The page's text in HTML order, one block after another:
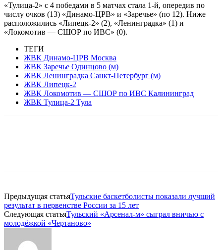
«Тулица-2» с 4 победами в 5 матчах стала 1-й, опередив по
числу очков (13) «Динамо-ЦРВ» и «Заречье» (по 12). Ниже
расположились «Липецк-2» (2), «Ленинградка» (1) и
«Локомотив — СШОР по ИВС» (0).
ТЕГИ
ЖВК Динамо-ЦРВ Москва
ЖВК Заречье Одинцово (м)
ЖВК Ленинградка Санкт-Петербург (м)
ЖВК Липецк-2
ЖВК Локомотив — СШОР по ИВС Калининград
ЖВК Тулица-2 Тула
Предыдущая статьяТульские баскетболисты показали лучший
результат в первенстве России за 15 лет
Следующая статьяТульский «Арсенал-м» сыграл вничью с
молодёжкой «Чертаново»